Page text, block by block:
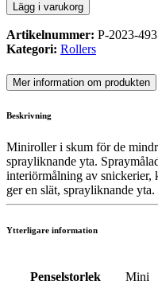
Lägg i varukorg
Artikelnummer: P-2023-
Kategori: Rollers
Mer information om produkten
Beskrivning
Miniroller i skum för de
sprayliknande yta.
interiörmålning av snickerier,
ger en slät, sprayliknande
Ytterligare information
Penselstorlek Mini